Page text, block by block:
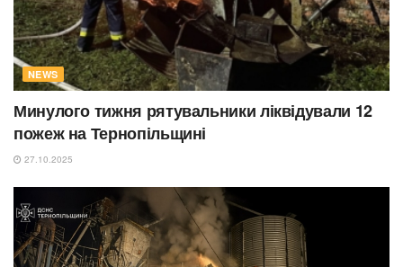
NEWS
Минулого тижня рятувальники ліквідували 12
пожеж на Тернопільщині
27.10.2025